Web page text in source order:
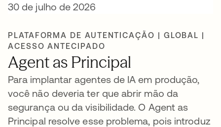
30 de julho de 2026
PLATAFORMA DE AUTENTICAÇÃO | GLOBAL |
ACESSO ANTECIPADO
Agent as Principal
Para implantar agentes de IA em produção,
você não deveria ter que abrir mão da
segurança ou da visibilidade. O Agent as
Principal resolve esse problema, pois introduz